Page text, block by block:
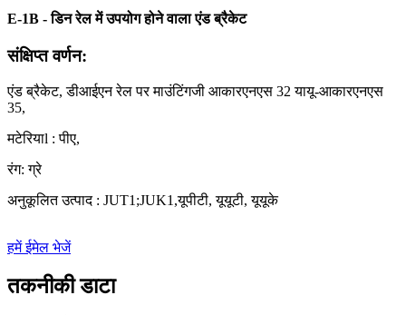
E-1B - डिन रेल में उपयोग होने वाला एंड ब्रैकेट
संक्षिप्त वर्णन:
एंड ब्रैकेट, डीआईएन रेल पर माउंटिंगजी आकारएनएस 32 यायू-आकारएनएस
35,
मटेरियाl : पीए,
रंग: ग्रे
अनुकूलित उत्पाद : JUT1;JUK1 ,यूपीटी, यूयूटी, यूयूके
हमें ईमेल भेजें
तकनीकी डाटा